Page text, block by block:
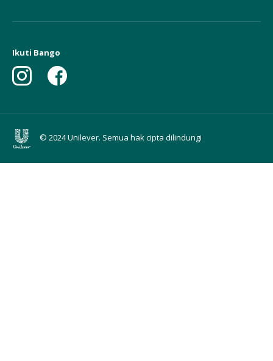
Ikuti Bango
© 2024 Unilever. Semua hak cipta dilindungi